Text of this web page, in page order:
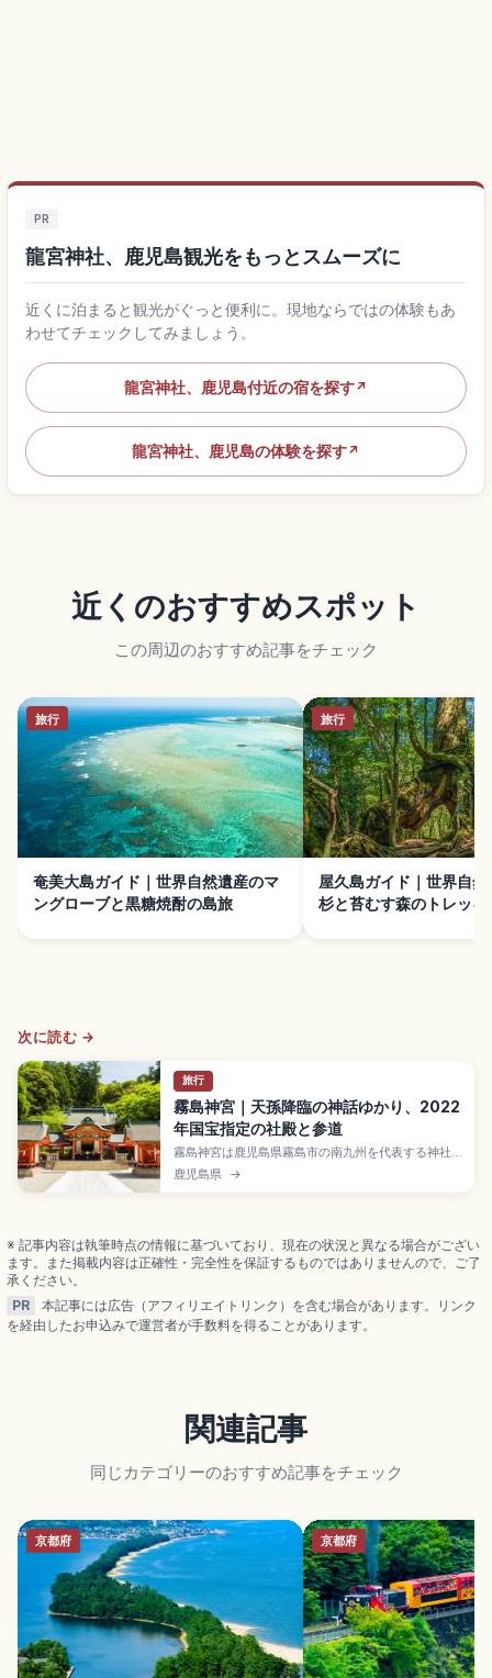
PR
龍宮神社、鹿児島観光をもっとスムーズに
近くに泊まると観光がぐっと便利に。現地ならではの体験もあ
わせてチェックしてみましょう。
龍宮神社、鹿児島付近の宿を探す↗
龍宮神社、鹿児島の体験を探す↗
近くのおすすめスポット
この周辺のおすすめ記事をチェック
旅行
奄美大島ガイド｜世界自然遺産のマ
ングローブと黒糖焼酎の島旅
旅行
屋久島ガイド｜世界自
杉と苔むす森のトレッキ
次に読む →
旅行
霧島神宮｜天孫降臨の神話ゆかり、2022
年国宝指定の社殿と参道
霧島神宮は鹿児島県霧島市の南九州を代表する神社
で、天孫降臨の神話ゆかりの聖地。主祭神はニニギ
ノミコト。創建は6世紀と伝わり、現社殿は正徳5年
します。
鹿児島県 →
※ 記事内容は執筆時点の情報に基づいており、現在の状況と異なる場合がござい
ます。また掲載内容は正確性・完全性を保証するものではありませんので、ご了
承ください。
PR
本記事には広告（アフィリエイトリンク）を含む場合があります。リンク
を経由したお申込みで運営者が手数料を得ることがあります。
関連記事
同じカテゴリーのおすすめ記事をチェック
京都府 京都府